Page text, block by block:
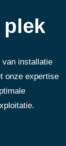
van installatie
onze expertise